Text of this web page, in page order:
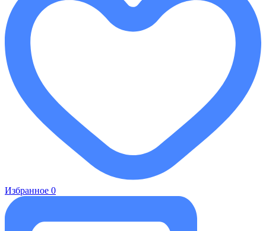
Избранное 0